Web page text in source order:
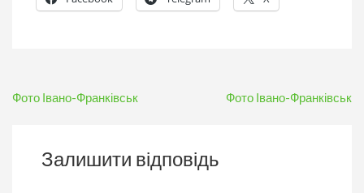
Навігація
Фото Івано-Франківськ Фото Івано-Франківськ
Залишити відповідь